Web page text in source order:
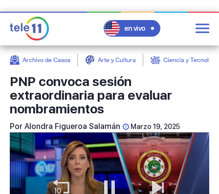
en vivo
Archivo de Casos Arte y Cultura Ciencia y
PNP convoca sesión
extraordinaria para evaluar
nombramientos
Por Alondra Figueroa Salamán Marzo 19, 2025
post